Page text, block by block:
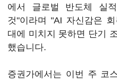
에서 글로벌 반도체 실
것"이라며 "AI 자신감은
대에 미치지 못하면 단기
했습니다.
증권가에서는 이번 주 코